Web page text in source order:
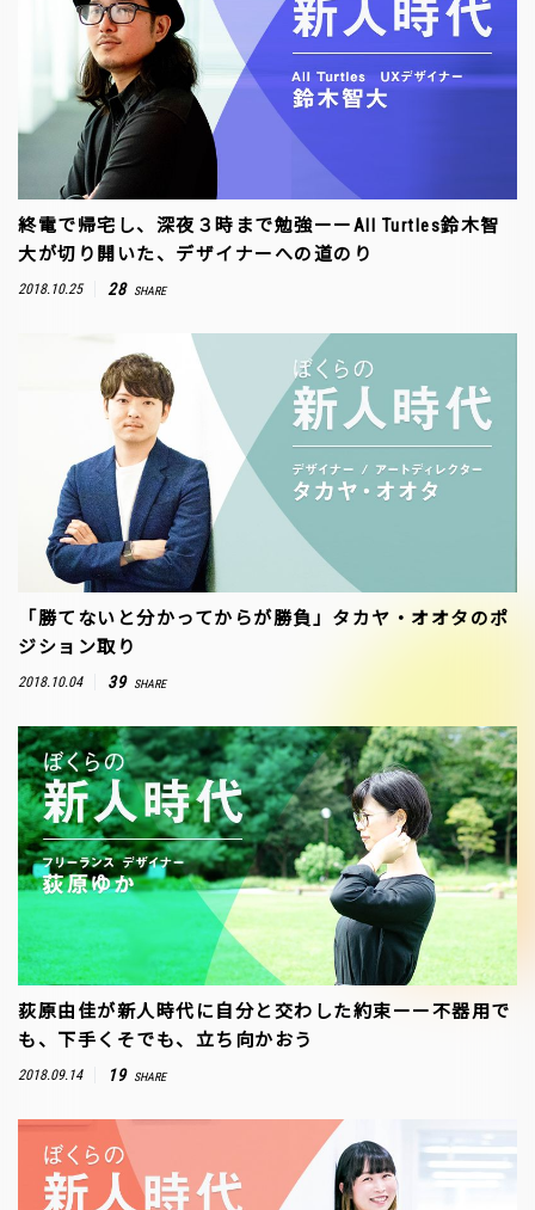
終電で帰宅し、深夜３時まで勉強ーーAll Turtles鈴木智
大が切り開いた、デザイナーへの道のり
2018.10.25 28 SHARE
「勝てないと分かってからが勝負」タカヤ・オオタのポ
ジション取り
2018.10.04 39 SHARE
荻原由佳が新人時代に自分と交わした約束ーー不器用で
も、下手くそでも、立ち向かおう
2018.09.14 19 SHARE